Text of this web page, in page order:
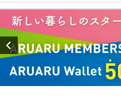
Previous